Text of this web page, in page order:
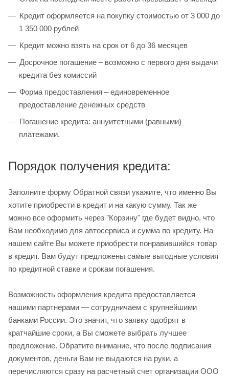
Кредит оформляется на покупку стоимостью от 3 000 до
1 350 000 рублей
Кредит можно взять на срок от 6 до 36 месяцев
Досрочное погашение – возможно с первого дня выдачи
кредита без комиссий
Форма предоставления – единовременное
предоставление денежных средств
Погашение кредита: аннуитетными (равными)
платежами.
Порядок получения кредита:
Заполните форму Обратной связи укажите, что именно Вы
хотите приобрести в кредит и на какую сумму. Так же
можно все оформить через "Корзину" где будет видно, что
Вам необходимо для автосервиса и сумма по кредиту. На
нашем сайте Вы можете приобрести понравившийся товар
в кредит. Вам будут предложены самые выгодные условия
по кредитной ставке и срокам погашения.
Возможность оформления кредита предоставляется
нашими партнерами — сотрудничаем с крупнейшими
банками России. Это значит, что заявку одобрят в
кратчайшие сроки, а Вы сможете выбрать лучшее
предложение. Обратите внимание, что после подписания
документов, деньги Вам не выдаются на руки, а
перечисляются сразу на расчетный счет организации ООО